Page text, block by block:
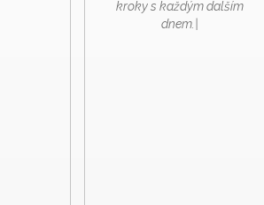
kroky s každým dalším
dnem.|